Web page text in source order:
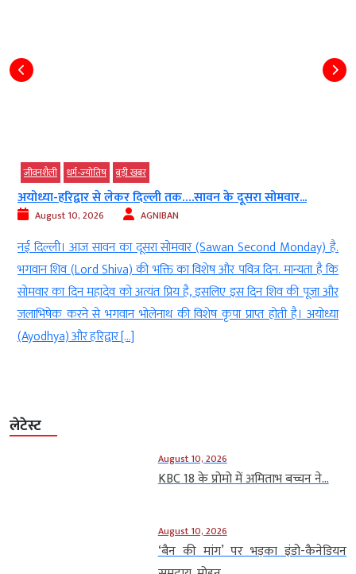
जीवनशैली धर्म-ज्‍योतिष बड़ी खबर
अयोध्या-हरिद्वार से लेकर दिल्ली तक….सावन के दूसरा सोमवार...
August 10, 2026 AGNIBAN
नई दिल्ली। आज सावन का दूसरा सोमवार (Sawan Second Monday) है.
भगवान शिव (Lord Shiva) की भक्ति का विशेष और पवित्र दिन. मान्यता है कि
सोमवार का दिन महादेव को अत्यंत प्रिय है, इसलिए इस दिन शिव की पूजा और
जलाभिषेक करने से भगवान भोलेनाथ की विशेष कृपा प्राप्त होती है। अयोध्या
(Ayodhya) और हरिद्वार […]
लेटेस्ट
August 10, 2026
KBC 18 के प्रोमो में अमिताभ बच्चन ने...
August 10, 2026
‘बैन की मांग’ पर भड़का इंडो-कैनेडियन